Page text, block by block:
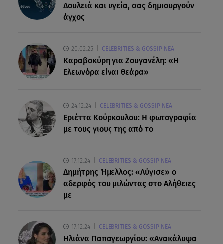
09.08.26 , 03:00
Εορτολόγιο: Ποιοι γιορτάζουν στις 9 Αυγούστου
08.08.26 , 23:55
Αττική: Μπαράζ διαρρήξεων – Λεία 70.000 ευρώ
από μεζονέτα
Greek Mafia: Χειροπέδες σε «Πίτμπουλ» και
«Μπουλντόγκ»
εισερχόμενης ναυσιπλοΐας
Δουλειά και υγεία, σας δημιουργούν
άγχος
20.02.25 CELEBRITIES & GOSSIP ΝΕΑ
Καραβοκύρη για Ζουγανέλη: «Η
Ελεωνόρα είναι θεάρα»
24.12.24 CELEBRITIES & GOSSIP ΝΕΑ
Εριέττα Κούρκουλου: Η φωτογραφία
με τους γιους της από το
17.12.24 CELEBRITIES & GOSSIP ΝΕΑ
Δημήτρης Ήμελλος: «Λύγισε» ο
αδερφός του μιλώντας στο Αλήθειες
με
17.12.24 CELEBRITIES & GOSSIP ΝΕΑ
Ηλιάνα Παπαγεωργίου: «Ανακάλυψα